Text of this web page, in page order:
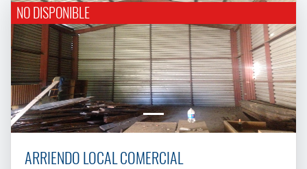
NO DISPONIBLE
ARRIENDO LOCAL COMERCIAL